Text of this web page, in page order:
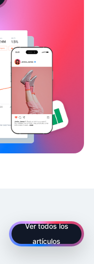
Ver todos los
artículos